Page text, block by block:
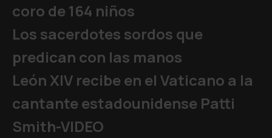
coro de 164 niños
Los sacerdotes sordos que
predican con las manos
León XIV recibe en el Vaticano a la
cantante estadounidense Patti
Smith-VIDEO